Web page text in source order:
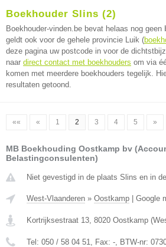
Boekhouder Slins (2)
Boekhouder-vinden.be bevat helaas nog geen
geldt ook voor de gehele provincie Luik (
deze pagina uw postcode in voor de
naar direct contact met boekhouders om via
komen met meerdere boekhouders tegelijk.
resultaten getoond.
«« « 1 2 3 4 5 »
MB Boekhouding Oostkamp bv
Belastingconsulenten)
Niet gevestigd in de plaats Slins en in
West-Vlaanderen » Oostkamp Google
Kortrijksestraat 13, 8020 Oostkamp (
Tel: 050 / 58 04 51, Fax: -, BTW-nr: